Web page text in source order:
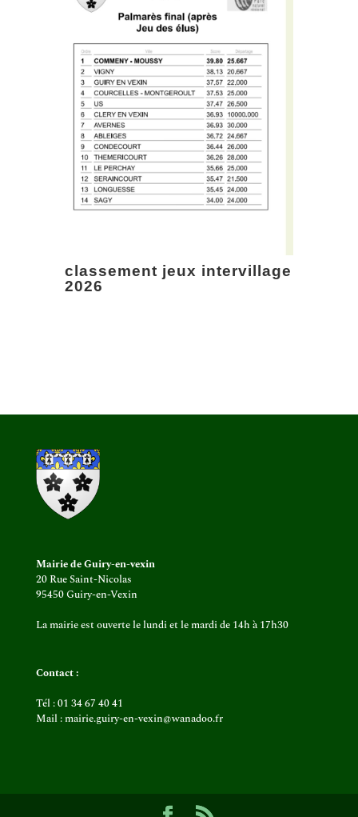
classement jeux intervillage
2026
Mairie de Guiry-en-vexin
20 Rue Saint-Nicolas
95450 Guiry-en-Vexin
La mairie est ouverte le lundi et le mardi de 14h à 17h30
Contact :
Tél : 01 34 67 40 41
Mail : mairie.guiry-en-vexin@wanadoo.fr